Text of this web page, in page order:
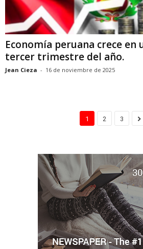
Economía peruana crece en
tercer trimestre del año.
Jean Cieza - 16 de noviembre de 2025
1 2 3